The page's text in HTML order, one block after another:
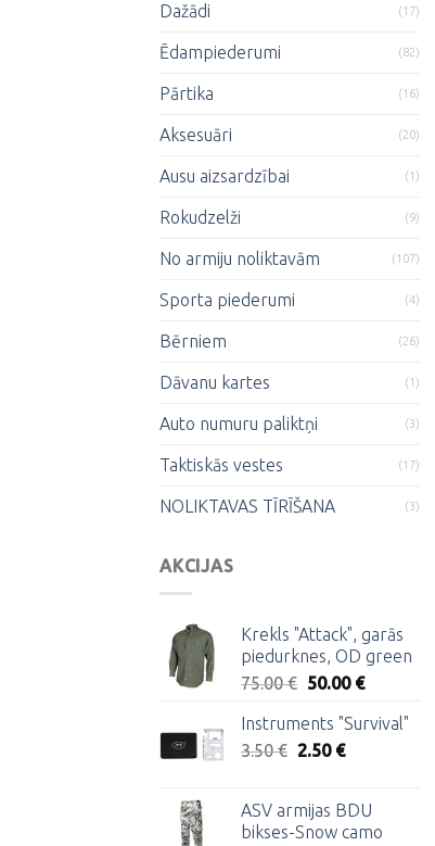
Dažādi (17)
Ēdampiederumi (82)
Pārtika (16)
Aksesuāri (20)
Ausu aizsardzībai (1)
Rokudzelži (9)
No armiju noliktavām (107)
Sporta piederumi (4)
Bērniem (26)
Dāvanu kartes (1)
Auto numuru paliktņi (3)
Taktiskās vestes (17)
NOLIKTAVAS TĪRĪŠANA (3)
AKCIJAS
Krekls "Attack", garās
piedurknes, OD green
75.00€ Original
was:
75.00 €.
50.00 €Current
is:
Instruments "Survival"
3.50€ Original
3.50 €.
2.50 €Current
2.50 €.
ASV armijas BDU
bikses-Snow camo